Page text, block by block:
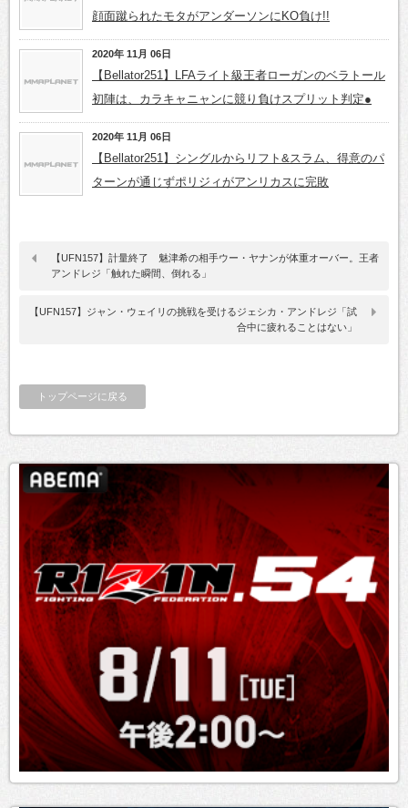
顔面蹴られたモタがアンダーソンにKO負け!!
2020年 11月 06日
【Bellator251】LFAライト級王者ローガンのベラトール
初陣は、カラキャニャンに競り負けスプリット判定●
2020年 11月 06日
【Bellator251】シングルからリフト&スラム、得意のパ
ターンが通じずポリジィがアンリカスに完敗
【UFN157】計量終了 魅津希の相手ウー・ヤナンが体重オーバー。王者
アンドレジ「触れた瞬間、倒れる」
【UFN157】ジャン・ウェイリの挑戦を受けるジェシカ・アンドレジ「試
合中に疲れることはない」
トップページに戻る